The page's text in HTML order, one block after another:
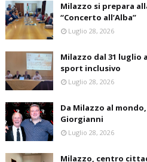
Milazzo si prepara
“Concerto all’Alba”
Luglio 28, 2026
Milazzo dal 31 luglio
sport inclusivo
Luglio 28, 2026
Da Milazzo al
Giorgianni
Luglio 28, 2026
Milazzo, centro